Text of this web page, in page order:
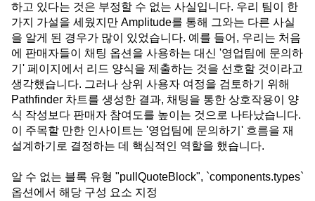
하고 있다는 것은 부정할 수 없는 사실입니다. 우리 팀이 한
가지 가설을 세웠지만 Amplitude를 통해 그와는 다른 사실
을 알게 된 경우가 많이 있었습니다. 예를 들어, 우리는 처음
에 판매자들이 채팅 옵션을 사용하는 대신 '영업팀에 문의하
기' 페이지에서 리드 양식을 제출하는 것을 선호할 것이라고
생각했습니다. 그러나 상위 사용자 여정을 검토하기 위해
Pathfinder 차트를 생성한 결과, 채팅을 통한 상호작용이 양
식 작성보다 판매자 참여도를 높이는 것으로 나타났습니다.
이 주목할 만한 인사이트는 '영업팀에 문의하기' 흐름을 재
설계하기로 결정하는 데 핵심적인 역할을 했습니다.
알 수 없는 블록 유형 "pullQuoteBlock", `components.types`
옵션에서 해당 구성 요소 지정